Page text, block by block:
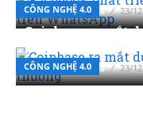
CÔNG NGHỆ 4.0
BYTHÁI VĂN DẠNG 23/
CÔNG NGHỆ 4.0
Coinbase ra mắt
thưởng
BYTHÁI VĂN DẠNG 23/